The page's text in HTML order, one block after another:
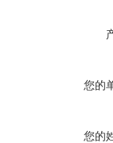
您的
您的